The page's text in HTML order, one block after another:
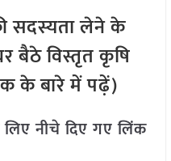
सदस्यता लेने के
बैठे विस्तृत कृषि
के बारे में पढ़ें)
नीचे दिए गए लिंक